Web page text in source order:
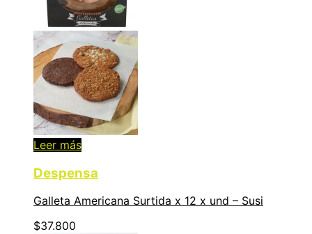
Leer más
Despensa
Galleta Americana Surtida x 12 x und – Susi
$37.800